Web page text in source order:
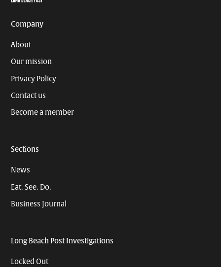
Company
About
Our mission
Privacy Policy
Contact us
Become a member
Sections
News
Eat. See. Do.
Business Journal
Long Beach Post Investigations
Locked Out